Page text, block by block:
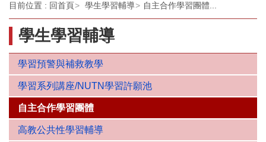
目前位置 : 回首頁 學生學習輔導 自主合作學習團體...
學生學習輔導
學習預警與補救教學
學習系列講座/NUTN學習許願池
自主合作學習團體
高教公共性學習輔導